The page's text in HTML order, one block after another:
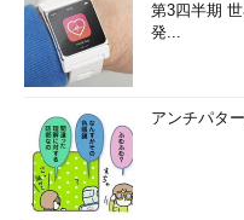
第3四半期
発...
アンチパタ